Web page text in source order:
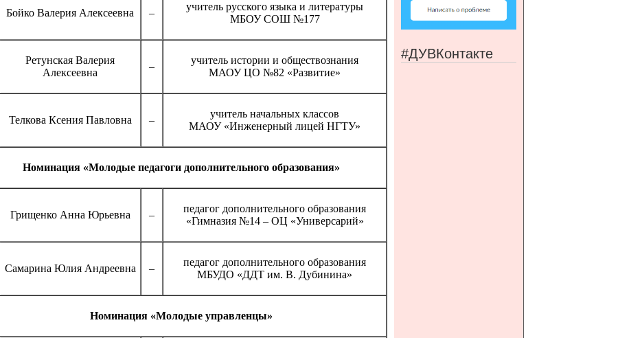
Бойко Валерия Алексеевна –
учитель русского языка и литературы
МБОУ СОШ №177
Ретунская Валерия
Алексеевна
–
учитель истории и обществознания
МАОУ ЦО №82 «Развитие»
Телкова Ксения Павловна –
учитель начальных классов
МАОУ «Инженерный лицей НГТУ»
Номинация «Молодые педагоги дополнительного образования»
Грищенко Анна Юрьевна –
педагог дополнительного образования
«Гимназия №14 – ОЦ «Универсарий»
Самарина Юлия Андреевна –
педагог дополнительного образования
МБУДО «ДДТ им. В. Дубинина»
Номинация «Молодые управленцы»
#ДУВКонтакте